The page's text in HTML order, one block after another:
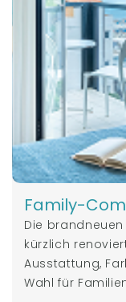
Family-
Die brandneuen
kürzlich
Ausstattung,
Wahl für